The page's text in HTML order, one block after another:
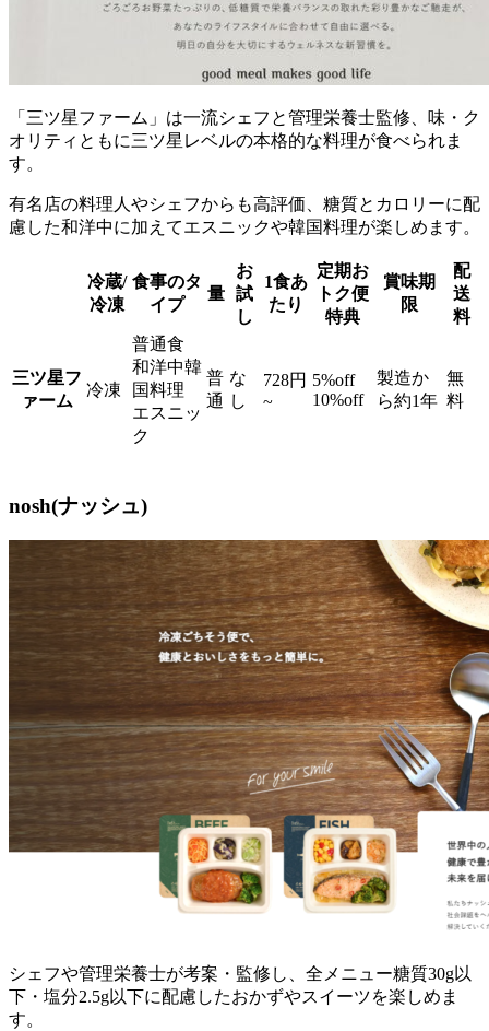
「三ツ星ファーム」は一流シェフと管理栄養士監修、味・ク
オリティともに三ツ星レベルの本格的な料理が食べられま
す。
有名店の料理人やシェフからも高評価、糖質とカロリーに配
慮した和洋中に加えてエスニックや韓国料理が楽しめます。
冷蔵/
冷凍
食事のタ
イプ
量
お
試
し
1食あ
たり
定期お
トク便
特典
賞味期
限
配
送
料
三ツ星フ
ァーム
冷凍
普通食
和洋中韓
国料理
エスニッ
ク
普
通
な
し
728円
~
5%off
10%off
製造か
ら約1年
無
料
nosh(ナッシュ)
シェフや管理栄養士が考案・監修し、全メニュー糖質30g以
下・塩分2.5g以下に配慮したおかずやスイーツを楽しめま
す。